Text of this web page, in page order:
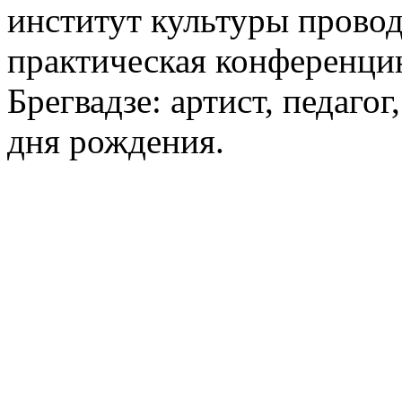
институт культуры
практическая
Брегвадзе: артист,
дня рождения.